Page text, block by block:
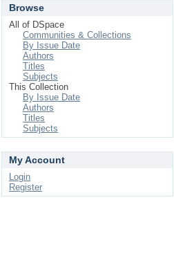
Browse
All of DSpace
Communities & Collections
By Issue Date
Authors
Titles
Subjects
This Collection
By Issue Date
Authors
Titles
Subjects
My Account
Login
Register